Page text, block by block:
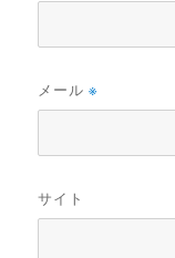
メール※
サイト